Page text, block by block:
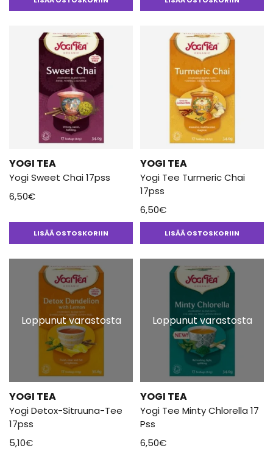
YOGI TEA
Yogi Sweet Chai 17pss
6,50€
LISÄÄ OSTOSKORIIN
YOGI TEA
Yogi Tee Turmeric Chai
17pss
6,50€
LISÄÄ OSTOSKORIIN
Loppunut varastosta
YOGI TEA
Yogi Detox-Sitruuna-Tee
17pss
5,10€
Loppunut varastosta
YOGI TEA
Yogi Tee Minty Chlorella 17
Pss
6,50€